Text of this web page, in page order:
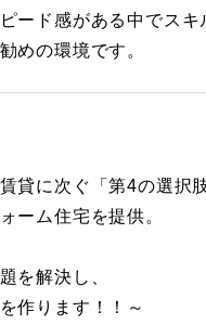
ード感がある中でスキ
めの環境です。
貸に次ぐ「第4の選択肢
ーム住宅を提供。
を解決し、
作ります！！～